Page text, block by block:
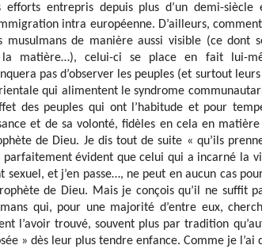
entrepris depuis plus d’un demi-siècle
intra européenne. D’ailleurs,
de manière aussi visible (ce dont
matière…), celui-ci se place en fait lui-
pas d’observer les peuples (et surtout
qui alimentent le syndrome
des peuples qui ont l’habitude et pour
et de sa volonté, fidèles en cela en
de Dieu. Je dis tout de suite « qu’ils
évident que celui qui a incarné la
sexuel, et j’en passe…, ne peut en aucun cas
de Dieu. Mais je conçois qu’il ne suffit
qui, pour une majorité d’entre eux,
l’avoir trouvé, souvent plus par tradition
» dès leur plus tendre enfance. Comme je l’ai